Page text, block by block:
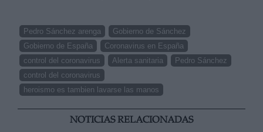
Pedro Sánchez arenga
Gobierno de Sánchez
Gobierno de España
Coronavirus en España
control del coronavirus
Alerta sanitaria
Pedro Sánchez
control del coronavirus
heroismo es tambien lavarse las manos
NOTICIAS RELACIONADAS